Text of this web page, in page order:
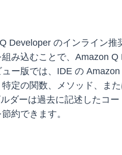
Developer のインライン
み込むことで、Amazon
ー版では、IDE の
定の関数、メソッド、ま
ダーは過去に記述したコ
約できます。